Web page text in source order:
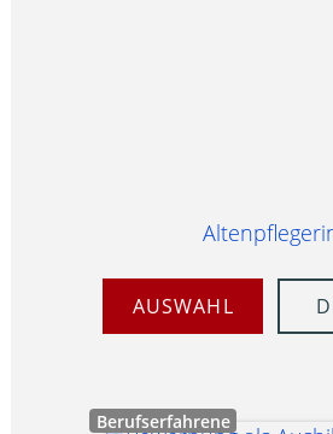
AUSWAHL
Berufserfahrene